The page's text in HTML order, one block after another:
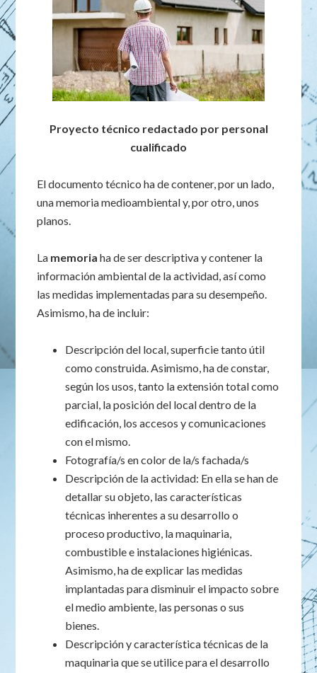
Proyecto técnico redactado por personal
cualificado
El documento técnico ha de contener, por un lado,
una memoria medioambiental y, por otro, unos
planos.
La memoria ha de ser descriptiva y contener la
información ambiental de la actividad, así como
las medidas implementadas para su desempeño.
Asimismo, ha de incluir:
Descripción del local, superficie tanto útil
como construida. Asimismo, ha de constar,
según los usos, tanto la extensión total como
parcial, la posición del local dentro de la
edificación, los accesos y comunicaciones
con el mismo.
Fotografía/s en color de la/s fachada/s
Descripción de la actividad: En ella se han de
detallar su objeto, las características
técnicas inherentes a su desarrollo o
proceso productivo, la maquinaria,
combustible e instalaciones higiénicas.
Asimismo, ha de explicar las medidas
implantadas para disminuir el impacto sobre
el medio ambiente, las personas o sus
bienes.
Descripción y característica técnicas de la
maquinaria que se utilice para el desarrollo